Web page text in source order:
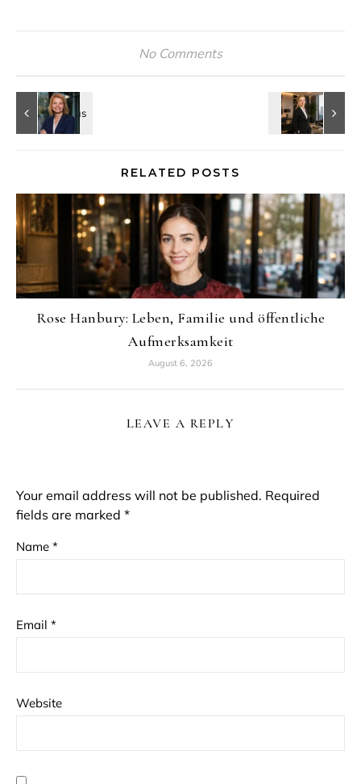
No Comments
RELATED POSTS
Rose Hanbury: Leben, Familie und öffentliche
Aufmerksamkeit
August 6, 2026
LEAVE A REPLY
Your email address will not be published. Required
fields are marked *
Name *
Email *
Website